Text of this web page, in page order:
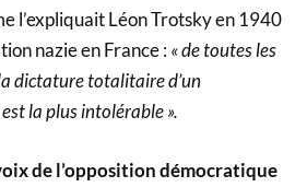
l’expliquait Léon Trotsky en 1940
nazie en France :« de toutes les
dictature totalitaire d’un
la plus intolérable ».
de l’opposition démocratique